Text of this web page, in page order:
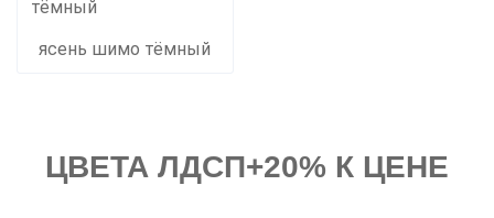
ясень шимо тёмный
ЦВЕТА ЛДСП+20% К ЦЕНЕ